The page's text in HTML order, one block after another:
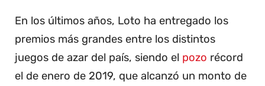
En los últimos años, Loto ha entregado los
premios más grandes entre los distintos
juegos de azar del país, siendo el pozo récord
el de enero de 2019, que alcanzó un monto de